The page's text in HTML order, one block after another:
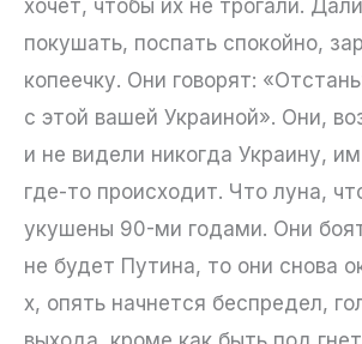
хочет, чтобы их не трогали.
покушать, поспать спокойно,
копеечку. Они говорят:
с этой вашей Украиной». Они,
и не видели никогда Украину,
где-то происходит. Что луна,
укушены 90-ми годами. Они
не будет Путина, то они снова
х, опять начнется беспредел,